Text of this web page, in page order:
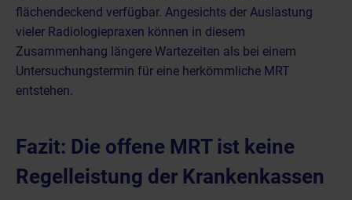
flächendeckend verfügbar. Angesichts der Auslastung
vieler Radiologiepraxen können in diesem
Zusammenhang längere Wartezeiten als bei einem
Untersuchungstermin für eine herkömmliche MRT
entstehen.
Fazit: Die offene MRT ist keine
Regelleistung der Krankenkassen